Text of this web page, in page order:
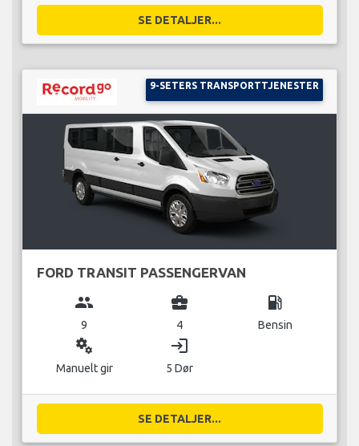
SE DETALJER...
9-SETERS TRANSPORTTJENESTER
FORD TRANSIT PASSENGERVAN
group
9
business_center
4
local_gas_station
Bensin
miscellaneous_services
Manuelt gir
login
5 Dør
SE DETALJER...